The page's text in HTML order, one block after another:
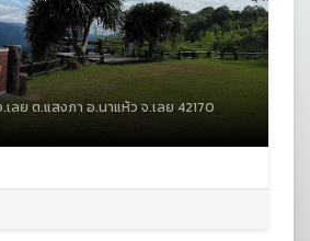
ลย ต.แสงภา อ.นาแห้ว จ.เลย 42170